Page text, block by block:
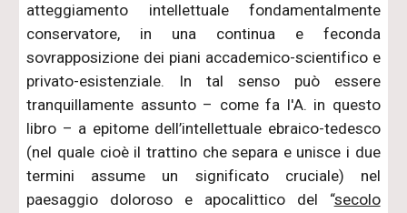
atteggiamento intellettuale fondamentalmente
conservatore, in una continua e feconda
sovrapposizione dei piani accademico-scientifico e
privato-esistenziale. In tal senso può essere
tranquillamente assunto – come fa l'A. in questo
libro – a epitome dell’intellettuale ebraico-tedesco
(nel quale cioè il trattino che separa e unisce i due
termini assume un significato cruciale) nel
paesaggio doloroso e apocalittico del “secolo